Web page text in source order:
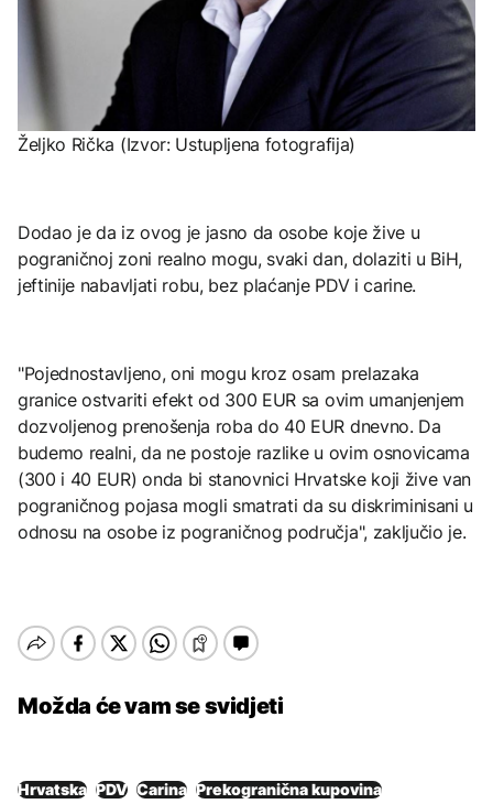
Željko Rička (Izvor: Ustupljena fotografija)
Dodao je da iz ovog je jasno da osobe koje žive u
pograničnoj zoni realno mogu, svaki dan, dolaziti u BiH,
jeftinije nabavljati robu, bez plaćanje PDV i carine.
"Pojednostavljeno, oni mogu kroz osam prelazaka
granice ostvariti efekt od 300 EUR sa ovim umanjenjem
dozvoljenog prenošenja roba do 40 EUR dnevno. Da
budemo realni, da ne postoje razlike u ovim osnovicama
(300 i 40 EUR) onda bi stanovnici Hrvatske koji žive van
pograničnog pojasa mogli smatrati da su diskriminisani u
odnosu na osobe iz pograničnog područja", zaključio je.
Možda će vam se svidjeti
Hrvatska PDV Carina Prekogranična kupovina